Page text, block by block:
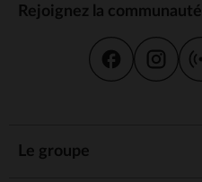
Rejoignez la communauté
Le groupe